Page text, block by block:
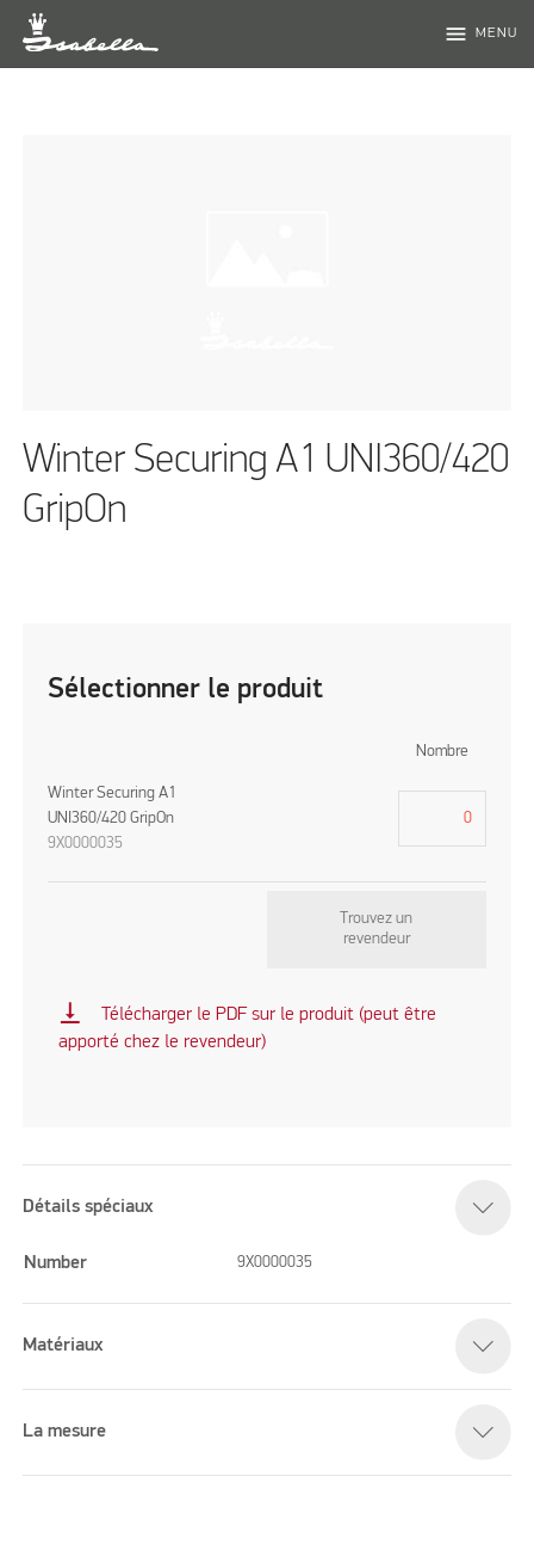
menu MENU
Winter Securing A1 UNI360/420
GripOn
Sélectionner le produit
Nombre
Winter Securing A1
UNI360/420 GripOn
9X0000035
Trouvez un
revendeur
vertical_align_bottom
Télécharger le PDF sur le produit (peut être
apporté chez le revendeur)
Détails spéciaux
Number 9X0000035
Matériaux
La mesure